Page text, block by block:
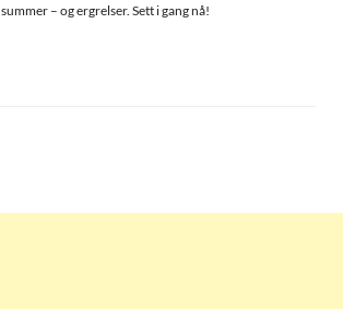
summer – og ergrelser. Sett i gang nå!